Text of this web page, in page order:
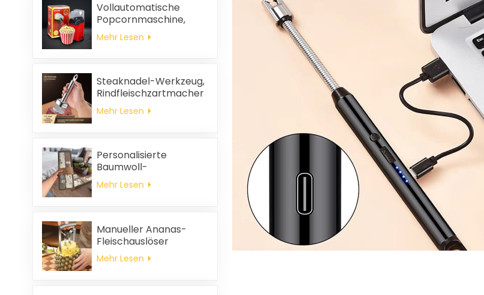
Vollautomatische
Popcornmaschine,
tragbare
Popcornmaschine für
Mehr Lesen
Steaknadel-Werkzeug,
Rindfleischzartmacher
Mehr Lesen
Personalisierte
Baumwoll-
Hochzeitsgeschenke
und
Servietten und
Putzlappen-
Mehr Lesen
Manueller Ananas-
Fleischauslöser
Mehr Lesen